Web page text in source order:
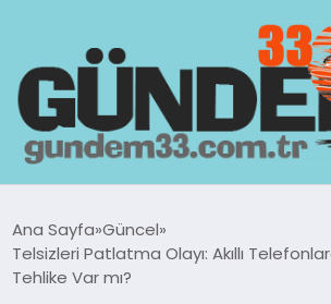
GÜNDEM
Ana Sayfa Güncel
Telsizleri Patlatma Olayı: Akıllı
Tehlike Var mı?